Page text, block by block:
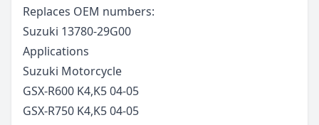
Replaces OEM numbers:
Suzuki 13780-29G00
Applications
Suzuki Motorcycle
GSX-R600 K4,K504-05
GSX-R750 K4,K504-05